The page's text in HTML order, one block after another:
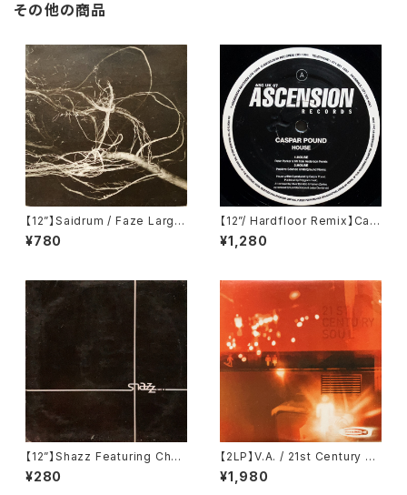
その他の商品
【12”】Saidrum / Faze Large
(Revirth) (RE007)
¥780
【12”/ Hardfloor Remix】Cas
par Pound / House (Ascen
sion Records) (ASC UK 07)
¥1,280
【12”】Shazz Featuring Char
maine King / Carry On (Col
umbia) (COL 666861-6)
¥280
【2LP】V.A. / 21st Century So
ul (Talkin' Loud) (534 742-
1)
¥1,980